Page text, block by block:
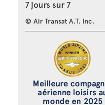
7 jours sur 7
© Air Transat A.T. Inc.